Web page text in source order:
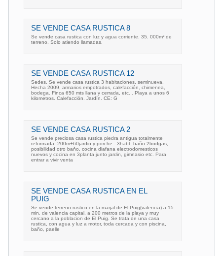
SE VENDE CASA RUSTICA 8
Se vende casa rustica con luz y agua corriente. 35. 000m² de
terreno. Solo atiendo llamadas.
SE VENDE CASA RUSTICA 12
Sedes. Se vende casa rustica 3 habitaciones, seminueva.
Hecha 2009, armarios empotrados, calefacción, chimenea,
bodega. Finca 650 mts llana y cerrada, etc. . Playa a unos 6
kilometros. Calefacción. Jardín. CE: G
SE VENDE CASA RUSTICA 2
Se vende preciosa casa rustica piedra antigua totalmente
reformada. 200m+60jardin y porche . 3habt. baňo 2bodgas,
posibilidad otro baňo, cocina diafana electrodomesticos
nuevos y cocina en 3planta junto jardin, gimnasio etc. Para
entrar a vivir venta
SE VENDE CASA RUSTICA EN EL
PUIG
Se vende terreno rustico en la marjal de El Puig(valencia) a 15
min. de valencia capital, a 200 metros de la playa y muy
cercano a la poblacion de El Puig. Se trata de una casa
rustica, con agua y luz a motor, toda cercada y con piscina,
baño, paelle